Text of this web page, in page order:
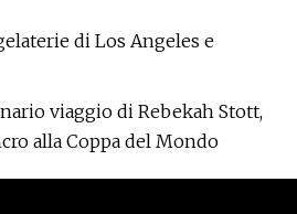
di Los Angeles e
viaggio di Rebekah Stott,
alla Coppa del Mondo